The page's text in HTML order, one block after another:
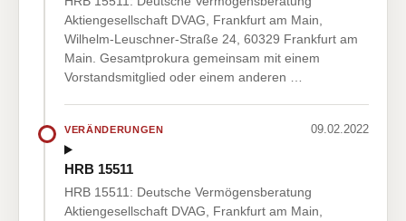
Aktiengesellschaft DVAG, Frankfurt am Main,
Wilhelm-Leuschner-Straße 24, 60329 Frankfurt am
Main. Gesamtprokura gemeinsam mit einem
Vorstandsmitglied oder einem anderen …
VERÄNDERUNGEN 09.02.2022
HRB 15511
HRB 15511: Deutsche Vermögensberatung
Aktiengesellschaft DVAG, Frankfurt am Main,